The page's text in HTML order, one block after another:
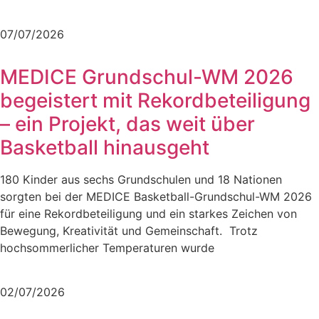
07/07/2026
MEDICE Grundschul-WM 2026
begeistert mit Rekordbeteiligung
– ein Projekt, das weit über
Basketball hinausgeht
180 Kinder aus sechs Grundschulen und 18 Nationen
sorgten bei der MEDICE Basketball-Grundschul-WM 2026
für eine Rekordbeteiligung und ein starkes Zeichen von
Bewegung, Kreativität und Gemeinschaft. Trotz
hochsommerlicher Temperaturen wurde
02/07/2026